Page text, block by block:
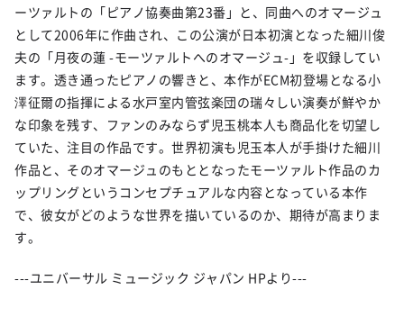
ーツァルトの「ピアノ協奏曲第23番」と、同曲へのオマージュ
として2006年に作曲され、この公演が日本初演となった細川俊
夫の「月夜の蓮 -モーツァルトへのオマージュ-」を収録してい
ます。透き通ったピアノの響きと、本作がECM初登場となる小
澤征爾の指揮による水戸室内管弦楽団の瑞々しい演奏が鮮やか
な印象を残す、ファンのみならず児玉桃本人も商品化を切望し
ていた、注目の作品です。世界初演も児玉本人が手掛けた細川
作品と、そのオマージュのもととなったモーツァルト作品のカ
ップリングというコンセプチュアルな内容となっている本作
で、彼女がどのような世界を描いているのか、期待が高まりま
す。
---ユニバーサル ミュージック ジャパン HPより---